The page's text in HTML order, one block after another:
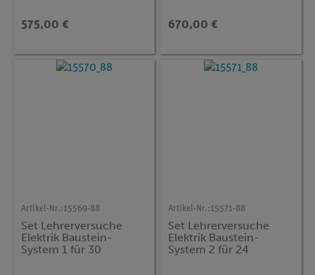
TRO
575,00 €
advanced Physik EB-
IND
670,00 €
Artikel-Nr.:15569-88
Set Lehrerversuche
Elektrik Baustein-
System 1 für 30
Artikel-Nr.:15571-88
Set Lehrerversuche
Elektrik Baustein-
System 2 für 24